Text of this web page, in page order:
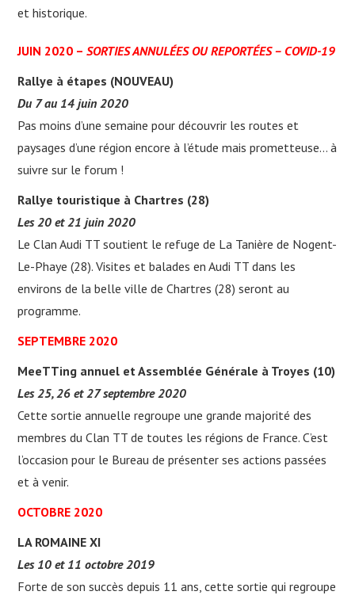
et historique.
JUIN 2020 –SORTIES ANNULÉES OU REPORTÉES – COVID-19
Rallye à étapes (NOUVEAU)
Du 7 au 14 juin 2020
Pas moins d’une semaine pour découvrir les routes et
paysages d’une région encore à l’étude mais prometteuse… à
suivre sur le forum !
Rallye touristique à Chartres (28)
Les 20 et 21 juin 2020
Le Clan Audi TT soutient le refuge de La Tanière de Nogent-
Le-Phaye (28). Visites et balades en Audi TT dans les
environs de la belle ville de Chartres (28) seront au
programme.
SEPTEMBRE 2020
MeeTTing annuel et Assemblée Générale à Troyes (10)
Les 25, 26 et 27 septembre 2020
Cette sortie annuelle regroupe une grande majorité des
membres du Clan TT de toutes les régions de France. C’est
l’occasion pour le Bureau de présenter ses actions passées
et à venir.
OCTOBRE 2020
LA ROMAINE XI
Les 10 et 11 octobre 2019
Forte de son succès depuis 11 ans, cette sortie qui regroupe